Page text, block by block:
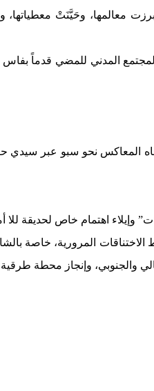
معالمها، وحَيَّنَتْ معطياتها،
المجتمع المدني للمضي قدماً
المعاكس نحو سبو عبر سيدي
وإيلاء اهتمام خاص لحديقة للا
المرورية، خاصة